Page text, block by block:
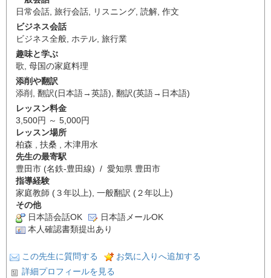
日常会話, 旅行会話, リスニング, 読解, 作文
ビジネス会話
ビジネス全般, ホテル, 旅行業
趣味と学ぶ
歌, 母国の家庭料理
添削や翻訳
添削 , 翻訳(日本語→英語), 翻訳(英語→日本語)
レッスン料金
3,500円 ～ 5,000円
レッスン場所
柏森 , 扶桑 , 木津用水
先生の最寄駅
豊田市 (名鉄-豊田線) / 愛知県 豊田市
指導経験
家庭教師 (３年以上), 一般翻訳 (２年以上)
その他
日本語会話OK
日本語メールOK
本人確認書類提出あり
この先生に質問する
お気に入りへ追加する
詳細プロフィールを見る